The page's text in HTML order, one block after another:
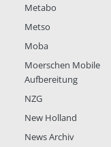
Metabo
Metso
Moba
Moerschen Mobile
Aufbereitung
NZG
New Holland
News Archiv